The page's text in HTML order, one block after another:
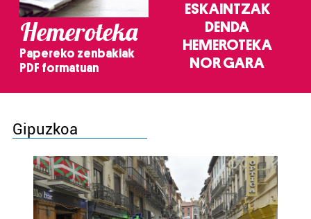
Hemeroteka
Papereko zenbakiak
PDF formatuan
ESKAINTZAK
DENDA
HEMEROTEKA
NOR GARA
Gipuzkoa